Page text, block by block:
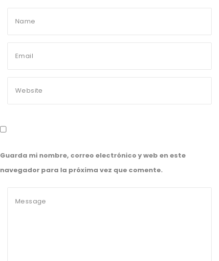
Guarda mi nombre, correo electrónico y web en este
navegador para la próxima vez que comente.